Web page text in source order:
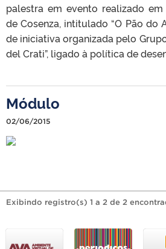
palestra em evento realizado
de Cosenza, intitulado “O Pão do
de iniciativa organizada pelo
del Crati”, ligado à política de
Módulo
02/06/2015
Exibindo registro(s) 1 a 2 de 2